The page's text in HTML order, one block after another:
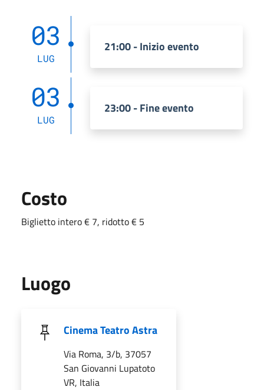
03
LUG
21:00 - Inizio evento
03
LUG
23:00 - Fine evento
Costo
Biglietto intero € 7, ridotto € 5
Luogo
Cinema Teatro Astra
Via Roma, 3/b, 37057
San Giovanni Lupatoto
VR, Italia